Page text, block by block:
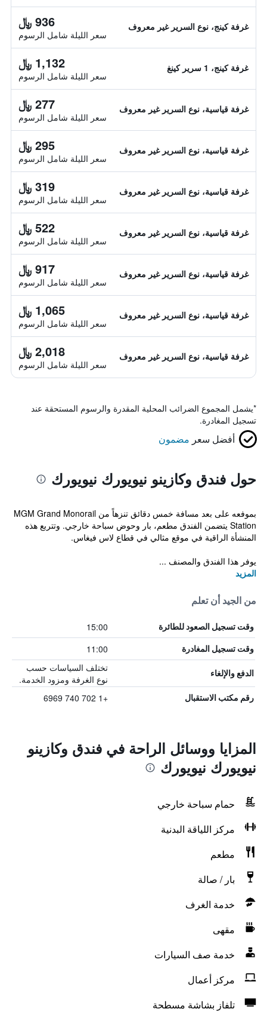
غرفة كينج، نوع السرير غير معروف 936 ﷼
سعر الليلة شامل الرسوم
غرفة كينج، 1 سرير كينغ 1,132 ﷼
سعر الليلة شامل الرسوم
غرفة قياسية، نوع السرير غير معروف 277 ﷼
سعر الليلة شامل الرسوم
غرفة قياسية، نوع السرير غير معروف 295 ﷼
سعر الليلة شامل الرسوم
غرفة قياسية، نوع السرير غير معروف 319 ﷼
سعر الليلة شامل الرسوم
غرفة قياسية، نوع السرير غير معروف 522 ﷼
سعر الليلة شامل الرسوم
غرفة قياسية، نوع السرير غير معروف 917 ﷼
سعر الليلة شامل الرسوم
غرفة قياسية، نوع السرير غير معروف 1,065 ﷼
سعر الليلة شامل الرسوم
غرفة قياسية، نوع السرير غير معروف 2,018 ﷼
سعر الليلة شامل الرسوم
*يشمل المجموع الضرائب المحلية المقدرة والرسوم المستحقة عند
تسجيل المغادرة.
أفضل سعر مضمون
حول فندق وكازينو نيويورك نيويورك
بموفعه على بعد مسافة خمس دقائق تنزهاً من MGM Grand Monorail
Station يتضمن الفندق مطعم، بار وحوض سباحة خارجي. وتتربع هذه
المنشأة الراقية في موقع مثالي في قطاع لاس فيغاس.
يوفر هذا الفندق والمصنف ...
المزيد
من الجيد أن تعلم
وقت تسجيل الصعود للطائرة 15:00
وقت تسجيل المغادرة 11:00
الدفع والإلغاء
تختلف السياسات حسب
نوع الغرفة ومزود الخدمة.
رقم مكتب الاستقبال +1 702 740 6969
المزايا ووسائل الراحة في فندق وكازينو
نيويورك نيويورك
حمام سباحة خارجي
مركز اللياقة البدنية
مطعم
بار / صالة
خدمة الغرف
مقهى
خدمة صف السيارات
مركز أعمال
تلفاز بشاشة مسطحة